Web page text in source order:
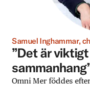
Samuel Inghammar,
”Det är
Omni Mer föddes